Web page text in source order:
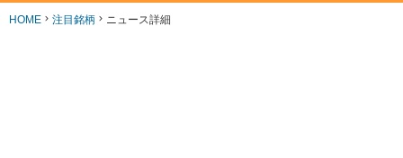
8月4日 AI注目株 8月4日更新
HOME 注目銘柄 ニュース詳細